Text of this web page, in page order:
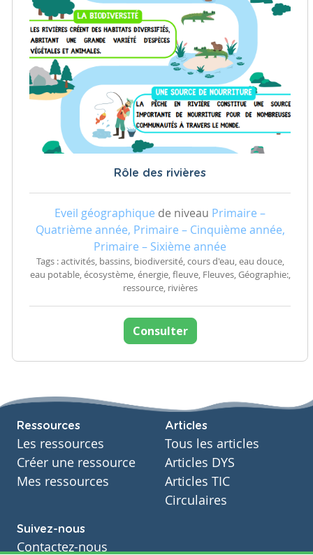
Rôle des rivières
Eveil géographique de niveau Primaire –
Quatrième année, Primaire – Cinquième année,
Primaire – Sixième année
Tags : activités, bassins, biodiversité, cours d'eau, eau douce,
eau potable, écosystème, énergie, fleuve, Fleuves, Géographie:,
ressource, rivières
Consulter
Ressources
Les ressources
Créer une ressource
Mes ressources
Articles
Tous les articles
Articles DYS
Articles TIC
Circulaires
Suivez-nous
Contactez-nous